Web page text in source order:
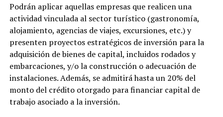
Podrán aplicar aquellas empresas que realicen una
actividad vinculada al sector turístico (gastronomía,
alojamiento, agencias de viajes, excursiones, etc.) y
presenten proyectos estratégicos de inversión para la
adquisición de bienes de capital, incluidos rodados y
embarcaciones, y/o la construcción o adecuación de
instalaciones. Además, se admitirá hasta un 20% del
monto del crédito otorgado para financiar capital de
trabajo asociado a la inversión.